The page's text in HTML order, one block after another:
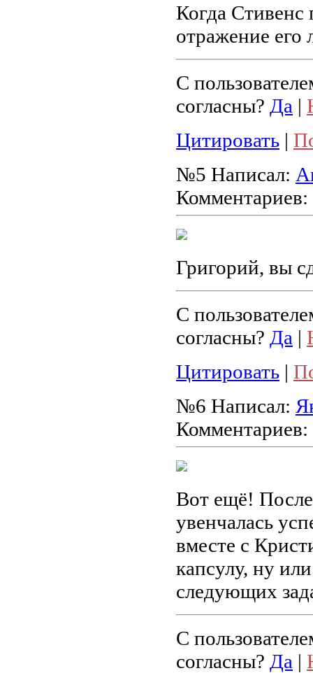
Когда Стивенс
отражение
С
согласны? Да |
Цитировать |
№5 Написал:
Комментариев:
Григорий, вы
С
согласны? Да |
Цитировать |
№6 Написал:
Комментариев:
Вот ещё!
увенчалась
вместе с
капсулу, ну
следующих
С
согласны? Да |